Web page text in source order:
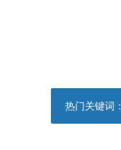
热门关键词：